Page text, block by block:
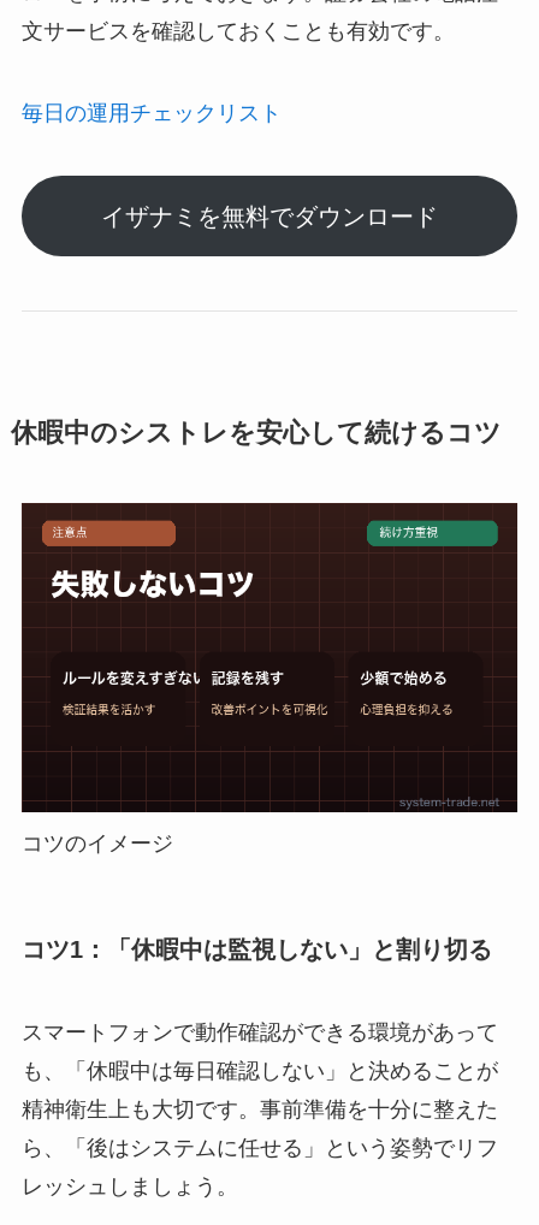
文サービスを確認しておくことも有効です。
毎日の運用チェックリスト
イザナミを無料でダウンロード
休暇中のシストレを安心して続けるコツ
コツのイメージ
コツ1：「休暇中は監視しない」と割り切る
スマートフォンで動作確認ができる環境があって
も、「休暇中は毎日確認しない」と決めることが
精神衛生上も大切です。事前準備を十分に整えた
ら、「後はシステムに任せる」という姿勢でリフ
レッシュしましょう。